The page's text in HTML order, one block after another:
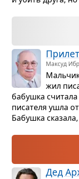
Максуд
жил
бабушка
писа­теля ушла
Бабушка
Дед